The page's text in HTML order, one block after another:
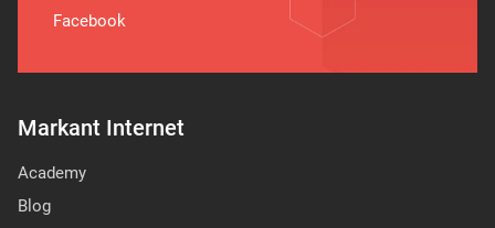
Markant Internet
Academy
Blog
Facebook